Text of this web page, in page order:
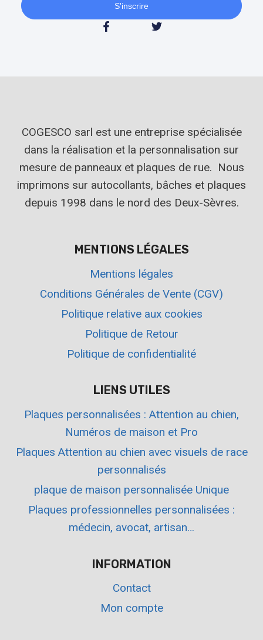
S'inscrire
COGESCO sarl est une entreprise spécialisée
dans la réalisation et la personnalisation sur
mesure de panneaux et plaques de rue. Nous
imprimons sur autocollants, bâches et plaques
depuis 1998 dans le nord des Deux-Sèvres.
MENTIONS LÉGALES
Mentions légales
Conditions Générales de Vente (CGV)
Politique relative aux cookies
Politique de Retour
Politique de confidentialité
LIENS UTILES
Plaques personnalisées : Attention au chien,
Numéros de maison et Pro
Plaques Attention au chien avec visuels de race
personnalisés
plaque de maison personnalisée Unique
Plaques professionnelles personnalisées :
médecin, avocat, artisan…
INFORMATION
Contact
Mon compte